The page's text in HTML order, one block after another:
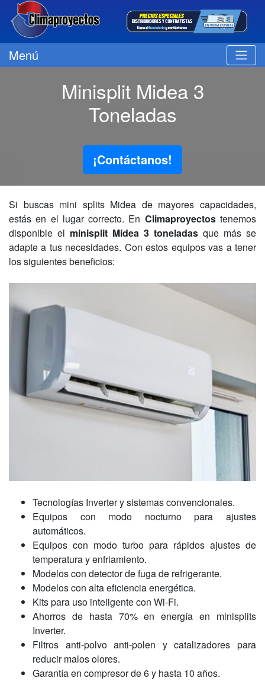
Menú
Minisplit Midea 3
Toneladas
¡Contáctanos!
Si buscas mini splits Midea de mayores capacidades,
estás en el lugar correcto. En Climaproyectostenemos
disponible el minisplit Midea 3 toneladas que más se
adapte a tus necesidades. Con estos equipos vas a tener
los siguientes beneficios:
Tecnologías Inverter y sistemas convencionales.
Equipos con modo nocturno para ajustes
automáticos.
Equipos con modo turbo para rápidos ajustes de
temperatura y enfriamiento.
Modelos con detector de fuga de refrigerante.
Modelos con alta eficiencia energética.
Kits para uso inteligente con Wi-Fi.
Ahorros de hasta 70% en energía en minisplits
Inverter.
Filtros anti-polvo anti-polen y catalizadores para
reducir malos olores.
Garantía en compresor de 6 y hasta 10 años.